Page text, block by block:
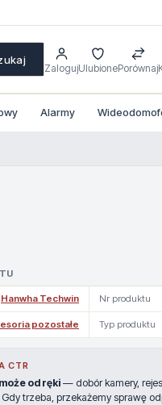
ZalogujUlubionePorównaj
Alarmy
Hanwha Techwin Nr produktu
pozostałe Typ produktu
CTR
od ręki— dobór kamery,
trzeba, przekażemy sprawę